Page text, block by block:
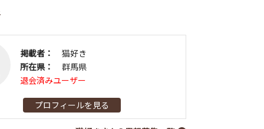
掲載者：
猫好き
所在県：
群馬県
退会済みユーザー
プロフィールを見る